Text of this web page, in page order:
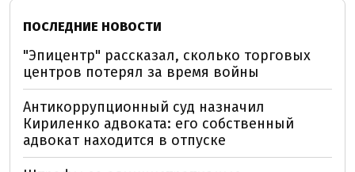
ПОСЛЕДНИЕ НОВОСТИ
"Эпицентр" рассказал, сколько торговых
центров потерял за время войны
Антикоррупционный суд назначил
Кириленко адвоката: его собственный
адвокат находится в отпуске